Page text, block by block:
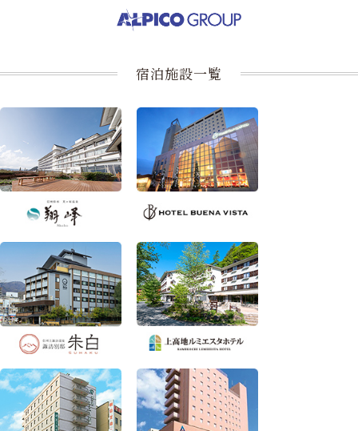
宿泊施設一覧